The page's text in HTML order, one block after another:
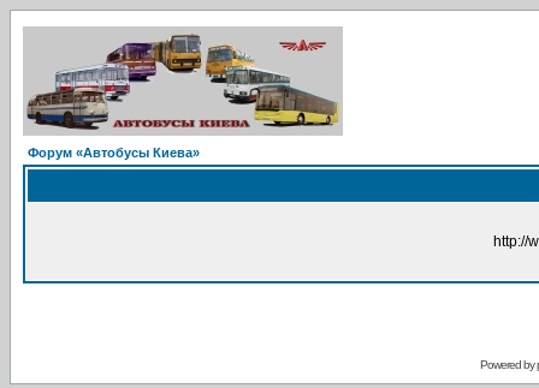
Форум «Автобусы Киева»
http://
Powered by